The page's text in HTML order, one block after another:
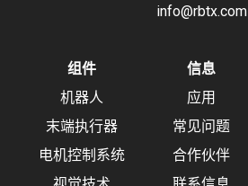
info@rbtx.com
组件
机器人
末端执行器
电机控制系统
信息
应用
常见问题
合作伙伴